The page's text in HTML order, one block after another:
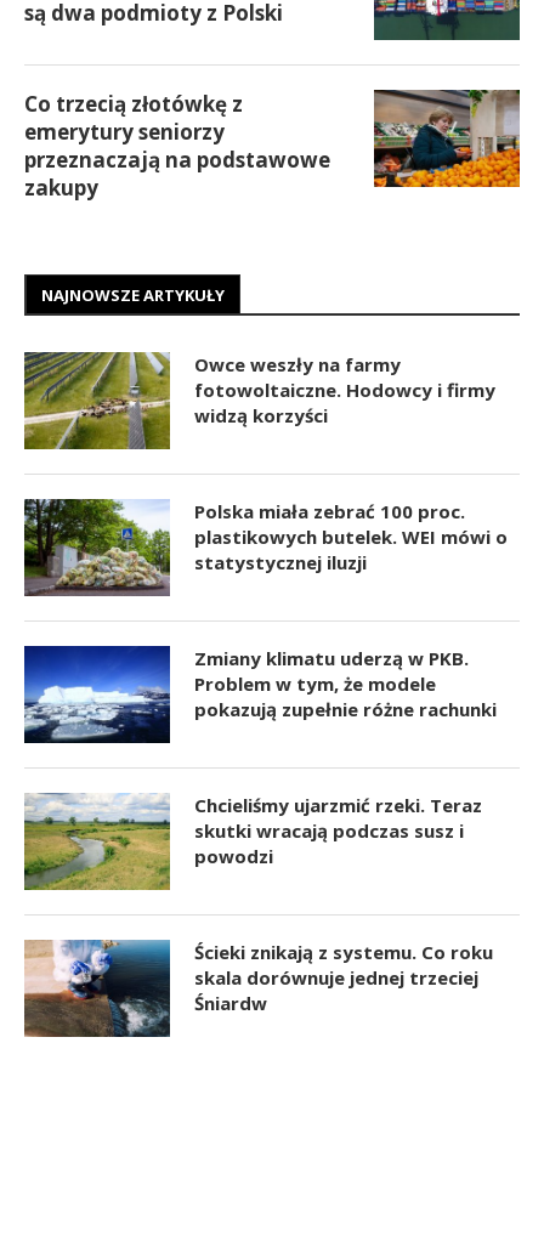
są dwa podmioty z Polski
Co trzecią złotówkę z
emerytury seniorzy
przeznaczają na podstawowe
zakupy
NAJNOWSZE ARTYKUŁY
Owce weszły na farmy
fotowoltaiczne. Hodowcy i firmy
widzą korzyści
Polska miała zebrać 100 proc.
plastikowych butelek. WEI mówi o
statystycznej iluzji
Zmiany klimatu uderzą w PKB.
Problem w tym, że modele
pokazują zupełnie różne rachunki
Chcieliśmy ujarzmić rzeki. Teraz
skutki wracają podczas susz i
powodzi
Ścieki znikają z systemu. Co roku
skala dorównuje jednej trzeciej
Śniardw